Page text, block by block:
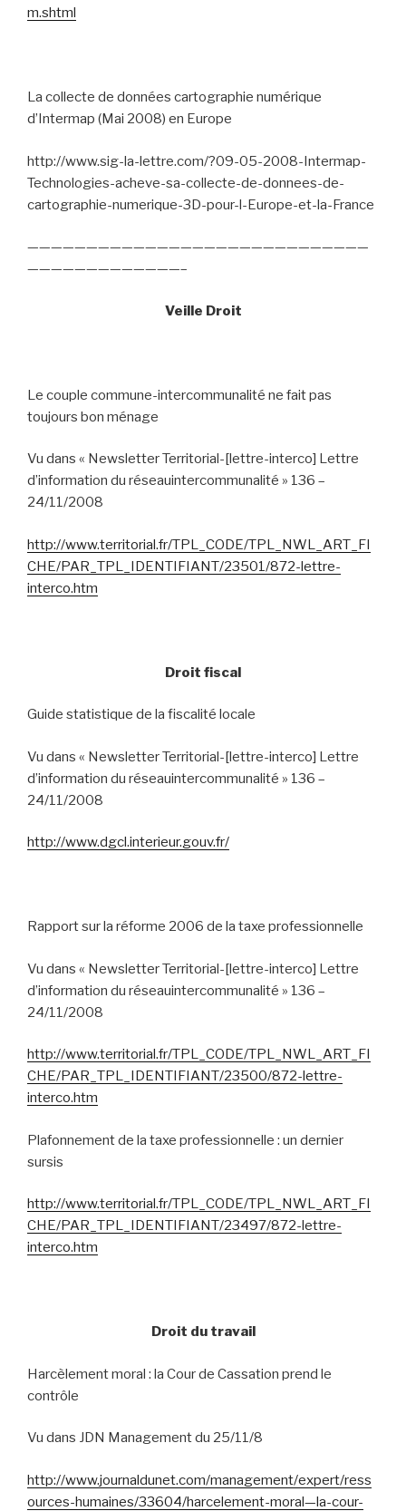
m.shtml
La collecte de données cartographie numérique
d’Intermap (Mai 2008) en Europe
http://www.sig-la-lettre.com/?09-05-2008-Intermap-
Technologies-acheve-sa-collecte-de-donnees-de-
cartographie-numerique-3D-pour-l-Europe-et-la-France
—————————————————————————————
—————————————–
Veille Droit
Le couple commune-intercommunalité ne fait pas
toujours bon ménage
Vu dans « Newsletter Territorial-[lettre-interco] Lettre
d’information du réseauintercommunalité » 136 –
24/11/2008
http://www.territorial.fr/TPL_CODE/TPL_NWL_ART_FI
CHE/PAR_TPL_IDENTIFIANT/23501/872-lettre-
interco.htm
Droit fiscal
Guide statistique de la fiscalité locale
Vu dans « Newsletter Territorial-[lettre-interco] Lettre
d’information du réseauintercommunalité » 136 –
24/11/2008
http://www.dgcl.interieur.gouv.fr/
Rapport sur la réforme 2006 de la taxe professionnelle
Vu dans « Newsletter Territorial-[lettre-interco] Lettre
d’information du réseauintercommunalité » 136 –
24/11/2008
http://www.territorial.fr/TPL_CODE/TPL_NWL_ART_FI
CHE/PAR_TPL_IDENTIFIANT/23500/872-lettre-
interco.htm
Plafonnement de la taxe professionnelle : un dernier
sursis
http://www.territorial.fr/TPL_CODE/TPL_NWL_ART_FI
CHE/PAR_TPL_IDENTIFIANT/23497/872-lettre-
interco.htm
Droit du travail
Harcèlement moral : la Cour de Cassation prend le
contrôle
Vu dans JDN Management du 25/11/8
http://www.journaldunet.com/management/expert/ress
ources-humaines/33604/harcelement-moral—la-cour-